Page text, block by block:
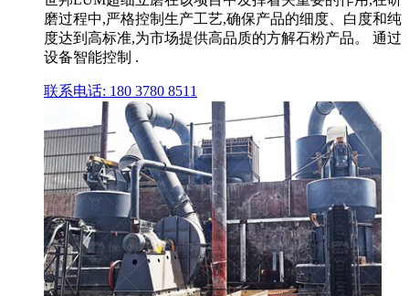
磨过程中,严格控制生产工艺,确保产品的细度、白度和纯
度达到高标准,为市场提供高品质的方解石粉产品。 通过
设备智能控制 .
联系电话: 180 3780 8511